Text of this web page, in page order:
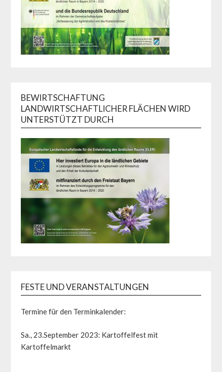
BEWIRTSCHAFTUNG
LANDWIRTSCHAFTLICHER FLÄCHEN WIRD
UNTERSTÜTZT DURCH
FESTE UND VERANSTALTUNGEN
Termine für den Terminkalender:
Sa., 23.September 2023: Kartoffelfest mit
Kartoffelmarkt